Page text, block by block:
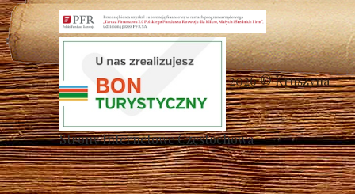
2026 © Kruszyna
Strony Internetowe Częstochowa